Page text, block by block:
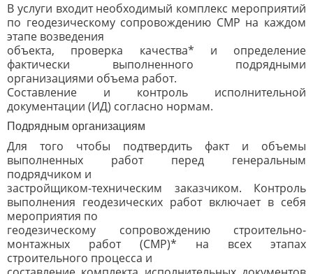
В услуги входит необходимый комплекс мероприятий
по геодезическому сопровождению СМР на каждом
этапе возведения
объекта, проверка качества* и определение
фактически выполненного подрядными
организациями объема работ.
Составление и контроль исполнительной
документации (ИД) согласно нормам.
Подрядным организациям
Для того чтобы подтвердить факт и объемы
выполненных работ перед генеральным
подрядчиком и
застройщиком-техническим заказчиком. Контроль
выполнения геодезических работ включает в себя
мероприятия по
геодезическому сопровождению строительно-
монтажных работ (СМР)* на всех этапах
строительного процесса и